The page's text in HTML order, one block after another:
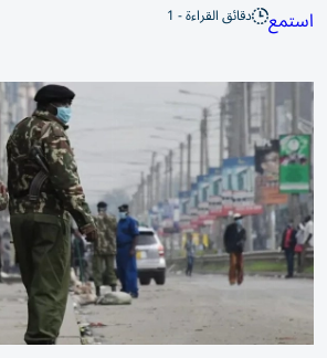
استمع دقائق القراءة - 1